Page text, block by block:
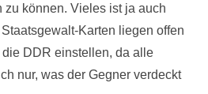
zu können. Vieles ist ja auch
Karten liegen offen
DDR einstellen, da alle
nur, was der Gegner verdeckt